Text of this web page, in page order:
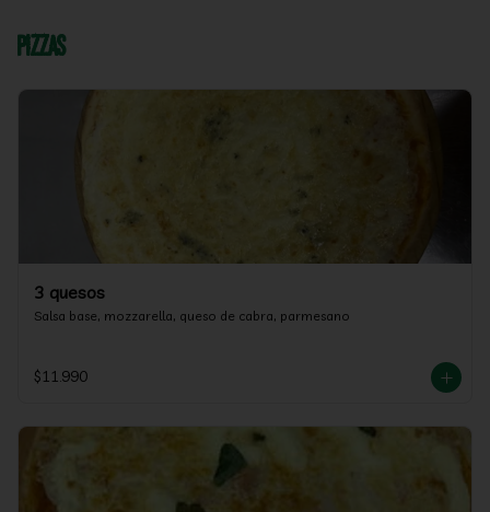
Pizzas
3 quesos
Salsa base, mozzarella, queso de cabra, parmesano
$11.990